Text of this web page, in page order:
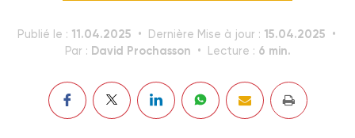
Publié le : 11.04.2025 Dernière Mise à jour : 15.04.2025
Par : David Prochasson Lecture : 6 min.